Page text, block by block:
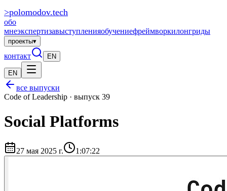
>polomodov.tech
обо
мнеэкспертизавыступленияобучениефреймворкилонгриды
проекты▾
контакт EN
EN
все выпуски
Code of Leadership · выпуск 39
Social Platforms
27 мая 2025 г. 1:07:22